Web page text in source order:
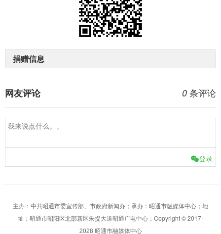
捐赠信息
0 条评论
网友评论
登录
主办：中共昭通市委宣传部、市政府新闻办；承办：昭通市融媒体中心；地
址：昭通市昭阳区北部新区朱提大道昭通广电中心；Copyright © 2017-
2028 昭通市融媒体中心